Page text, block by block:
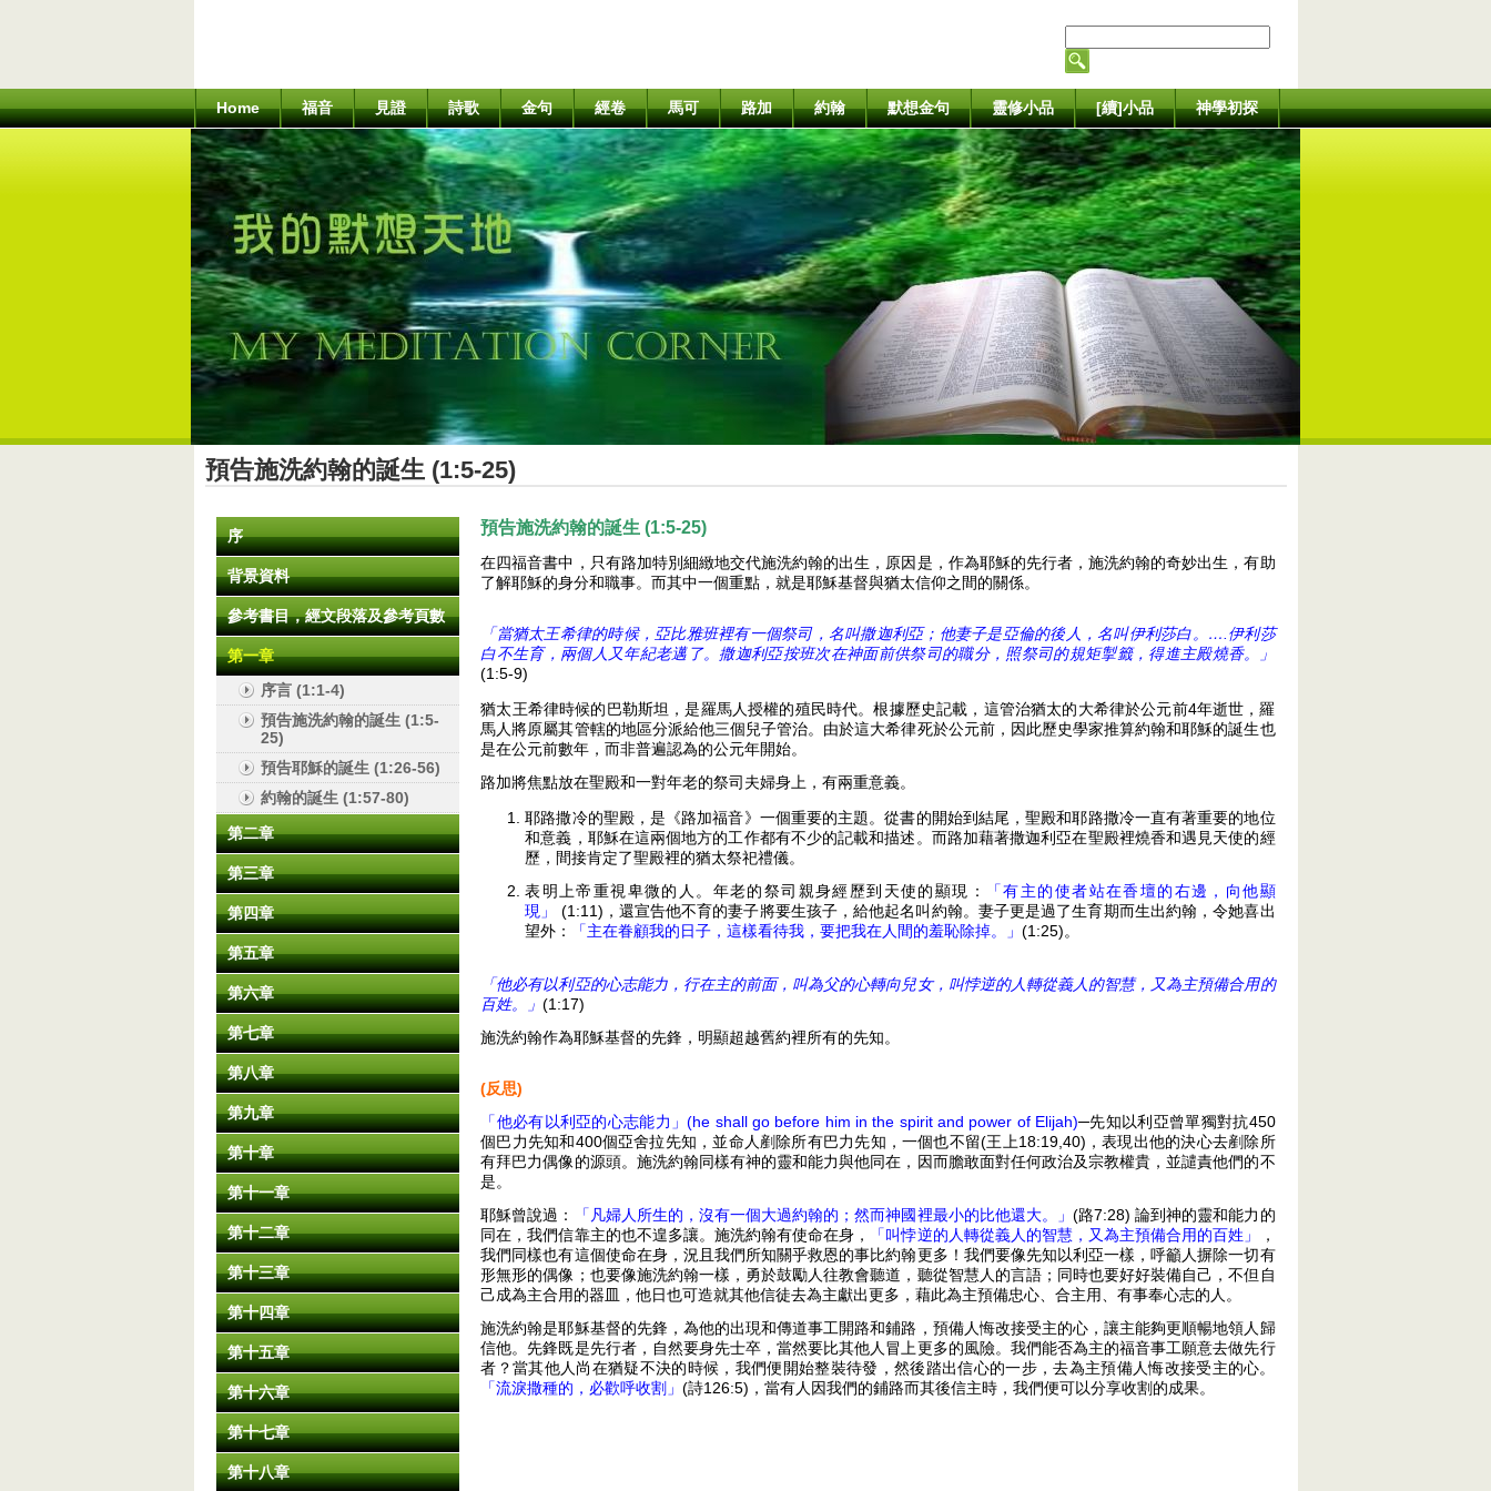
Home 福音 見證 詩歌 金句 經卷 馬可 路加 約翰 默想金句 靈修小品 [續]小品 神學初探
預告施洗約翰的誕生 (1:5-25)
序
背景資料
參考書目，經文段落及參考頁數
第一章
序言 (1:1-4)
預告施洗約翰的誕生 (1:5-
25)
預告耶穌的誕生 (1:26-56)
約翰的誕生 (1:57-80)
第二章
第三章
第四章
第五章
第六章
第七章
第八章
第九章
第十章
第十一章
第十二章
第十三章
第十四章
第十五章
第十六章
第十七章
第十八章
預告施洗約翰的誕生 (1:5-25)
在四福音書中，只有路加特別細緻地交代施洗約翰的出生，原因是，作為耶穌的先行者，施洗約翰的奇妙出生，有助
了解耶穌的身分和職事。而其中一個重點，就是耶穌基督與猶太信仰之間的關係。
「當猶太王希律的時候，亞比雅班裡有一個祭司，名叫撒迦利亞；他妻子是亞倫的後人，名叫伊利莎白。….伊利莎
白不生育，兩個人又年紀老邁了。撒迦利亞按班次在神面前供祭司的職分，照祭司的規矩掣籤，得進主殿燒香。」
(1:5-9)
猶太王希律時候的巴勒斯坦，是羅馬人授權的殖民時代。根據歷史記載，這管治猶太的大希律於公元前4年逝世，羅
馬人將原屬其管轄的地區分派給他三個兒子管治。由於這大希律死於公元前，因此歷史學家推算約翰和耶穌的誕生也
是在公元前數年，而非普遍認為的公元年開始。
路加將焦點放在聖殿和一對年老的祭司夫婦身上，有兩重意義。
耶路撒冷的聖殿，是《路加福音》一個重要的主題。從書的開始到結尾，聖殿和耶路撒冷一直有著重要的地位
和意義，耶穌在這兩個地方的工作都有不少的記載和描述。而路加藉著撒迦利亞在聖殿裡燒香和遇見天使的經
歷，間接肯定了聖殿裡的猶太祭祀禮儀。
表明上帝重視卑微的人。年老的祭司親身經歷到天使的顯現：
「有主的使者站在香壇的右邊，向他顯
現」 (1:11)，還宣告他不育的妻子將要生孩子，給他起名叫約翰。妻子更是過了生育期而生出約翰，令她喜出
望外：
「主在眷顧我的日子，這樣看待我，要把我在人間的羞恥除掉。」(1:25)。
「他必有以利亞的心志能力，行在主的前面，叫為父的心轉向兒女，叫悖逆的人轉從義人的智慧，又為主預備合用的
百姓。」(1:17)
施洗約翰作為耶穌基督的先鋒，明顯超越舊約裡所有的先知。
(反思)
「他必有以利亞的心志能力」(he shall go before him in the spirit and power of Elijah)─先知以利亞曾單獨對抗450
個巴力先知和400個亞舍拉先知，並命人剷除所有巴力先知，一個也不留(王上18:19,40)，表現出他的決心去剷除所
有拜巴力偶像的源頭。施洗約翰同樣有神的靈和能力與他同在，因而膽敢面對任何政治及宗教權貴，並譴責他們的不
是。
耶穌曾說過：
「凡婦人所生的，沒有一個大過約翰的；然而神國裡最小的比他還大。」(路7:28) 論到神的靈和能力的
同在，我們信靠主的也不遑多讓。施洗約翰有使命在身，
「叫悖逆的人轉從義人的智慧，又為主預備合用的百姓」
，
我們同樣也有這個使命在身，況且我們所知關乎救恩的事比約翰更多！我們要像先知以利亞一樣，呼籲人摒除一切有
形無形的偶像；也要像施洗約翰一樣，勇於鼓勵人往教會聽道，聽從智慧人的言語；同時也要好好裝備自己，不但自
己成為主合用的器皿，他日也可造就其他信徒去為主獻出更多，藉此為主預備忠心、合主用、有事奉心志的人。
施洗約翰是耶穌基督的先鋒，為他的出現和傳道事工開路和鋪路，預備人悔改接受主的心，讓主能夠更順暢地領人歸
信他。先鋒既是先行者，自然要身先士卒，當然要比其他人冒上更多的風險。我們能否為主的福音事工願意去做先行
者？當其他人尚在猶疑不決的時候，我們便開始整裝待發，然後踏出信心的一步，去為主預備人悔改接受主的心。
「流淚撒種的，必歡呼收割」(詩126:5)，當有人因我們的鋪路而其後信主時，我們便可以分享收割的成果。